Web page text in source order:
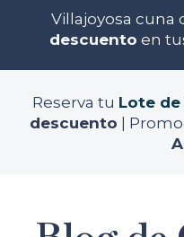
Villajoyosa cuna
descuento en
Reserva tu Lote de
descuento |